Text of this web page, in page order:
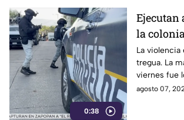
al interior
0:38
Ejecutan
la
Corona
La violencia
tregua. La
viernes fue
cuerpo de
agosto 07,